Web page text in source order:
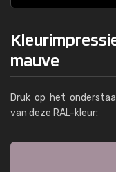
mauve
Druk op het
van deze RAL-kleur: